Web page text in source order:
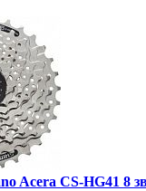
Acera CS-HG41 8